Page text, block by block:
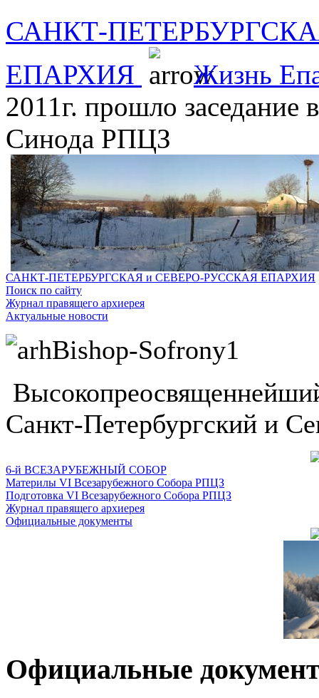
САНКТ-
ЕПАРХИЯ
Жизнь
2011г. прошло заседание
Синода РПЦЗ
САНКТ-ПЕТЕРБУРГСКАЯ и СЕВЕРО-РУССКАЯ ЕПАРХИЯ
Поиск по сайту
Журнал правящего архиерея
Актуальные новости
Санкт-Петербургский и
6-й ВСЕЗАРУБЕЖНЫЙ СОБОР
Материлы VI Всезарубежного Собора РПЦЗ
Подготовка VI Всезарубежного Собора РПЦЗ
Журнал правящего архиерея
Официальные документы
Официальные